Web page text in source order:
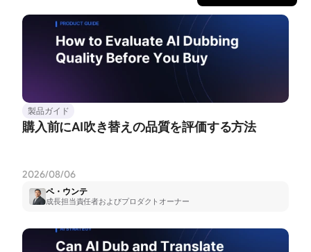
製品ガイド
購入前にAI吹き替えの品質を評価する方法
2026/08/06
ペ・ウンテ
成長担当責任者およびプロダクトオーナー